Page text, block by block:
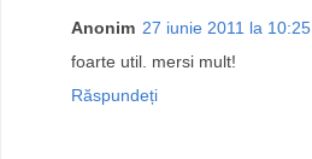
Anonim 27 iunie 2011 la 10:25
foarte util. mersi mult!
Răspundeți